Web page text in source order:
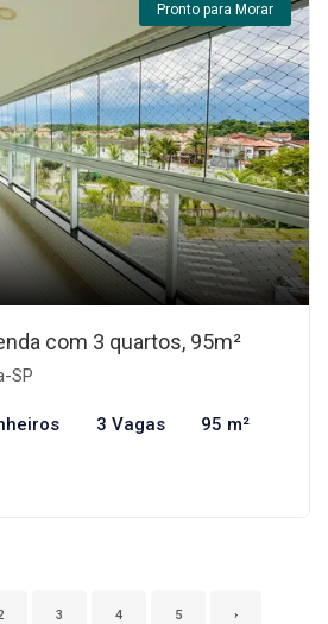
Pronto para Morar
com 3 quartos, 95m²
SP
3 Vagas 95 m²
3 4 5 ›